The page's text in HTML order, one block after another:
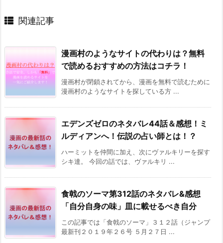
関連記事
漫画村のようなサイトの代わりは？無料
で読めるおすすめの方法はコチラ！
漫画村が閉鎖されてから、漫画を無料で読むために
漫画村のようなサイトを探している方 ...
エデンズゼロのネタバレ44話＆感想！ミ
ルディアンへ！伝説の占い師とは！？
ハーミットを仲間に加え、次にヴァルキリーを探す
シキ達。 今回の話では、ヴァルキリ ...
食戟のソーマ第312話のネタバレ&感想
「自分自身の味」皿に載せるべき自分
この記事では「食戟のソーマ」３１２話（ジャンプ
最新刊２０１９年２６号 ５月２７日 ...